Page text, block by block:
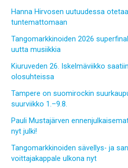
Hanna Hirvosen uutuudessa
tuntemattomaan
Tangomarkkinoiden 2026
uutta musiikkia
Kiuruveden 26. Iskelmäviikko
olosuhteissa
Tampere on suomirockin
suurviikko 1.–9.8.
Pauli Mustajärven
nyt julki!
Tangomarkkinoiden sävellys- ja
voittajakappale ulkona nyt